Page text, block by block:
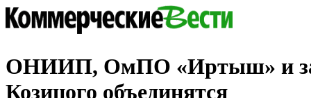
ОНИИП, ОмПО «Иртыш» и
Козицого объединятся